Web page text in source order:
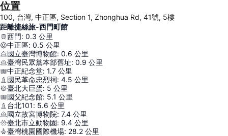
位置
100, 台灣, 中正區, Section 1, Zhonghua Rd, 41號, 5樓
距離捷絲旅-西門町館
西門: 0.3 公里
中正區: 0.5 公里
國立臺灣博物館: 0.6 公里
臺灣民眾黨本部舊址: 0.9 公里
中正紀念堂: 1.7 公里
國民革命忠烈祠: 4.5 公里
臺北大巨蛋: 5 公里
國父紀念館: 5.1 公里
台北101: 5.6 公里
國立故宮博物院: 7.4 公里
臺北市立動物園: 9.4 公里
臺灣桃園國際機場: 28.2 公里